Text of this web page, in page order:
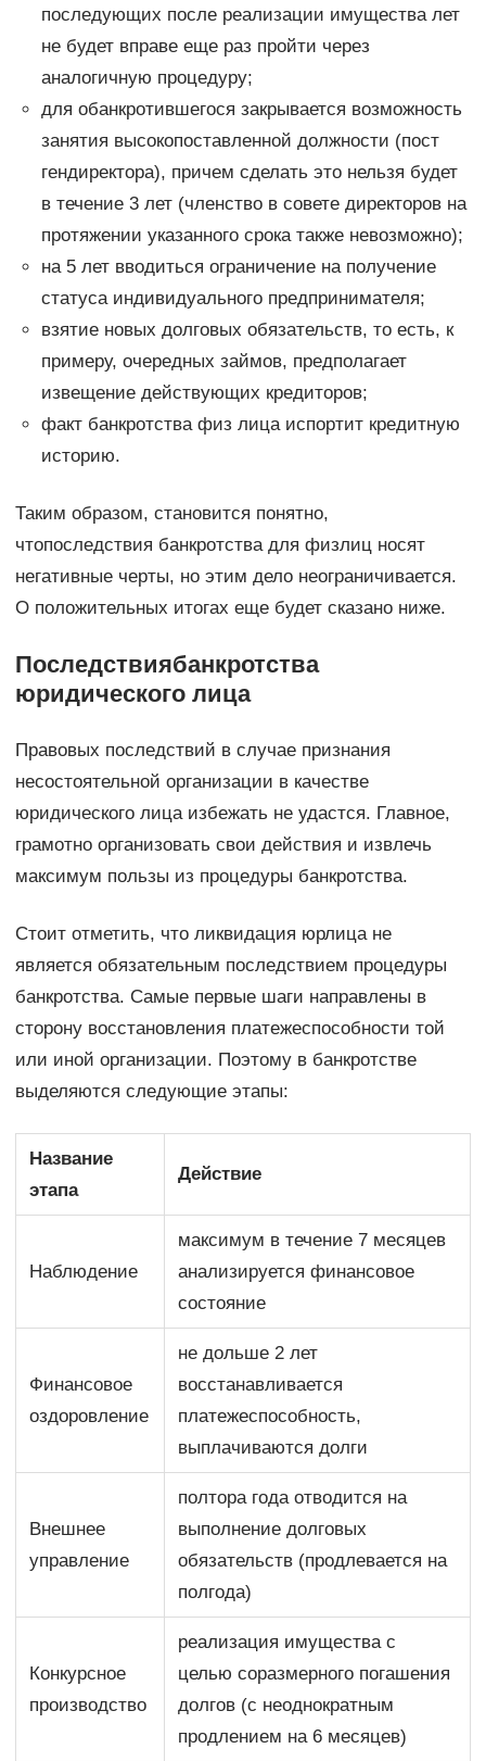
последующих после реализации имущества лет
не будет вправе еще раз пройти через
аналогичную процедуру;
для обанкротившегося закрывается возможность
занятия высокопоставленной должности (пост
гендиректора), причем сделать это нельзя будет
в течение 3 лет (членство в совете директоров на
протяжении указанного срока также невозможно);
на 5 лет вводиться ограничение на получение
статуса индивидуального предпринимателя;
взятие новых долговых обязательств, то есть, к
примеру, очередных займов, предполагает
извещение действующих кредиторов;
факт банкротства физ лица испортит кредитную
историю.
Таким образом, становится понятно,
чтопоследствия банкротства для физлиц носят
негативные черты, но этим дело неограничивается.
О положительных итогах еще будет сказано ниже.
Последствиябанкротства
юридического лица
Правовых последствий в случае признания
несостоятельной организации в качестве
юридического лица избежать не удастся. Главное,
грамотно организовать свои действия и извлечь
максимум пользы из процедуры банкротства.
Стоит отметить, что ликвидация юрлица не
является обязательным последствием процедуры
банкротства. Самые первые шаги направлены в
сторону восстановления платежеспособности той
или иной организации. Поэтому в банкротстве
выделяются следующие этапы:
Название
этапа
Действие
Наблюдение
максимум в течение 7 месяцев
анализируется финансовое
состояние
Финансовое
оздоровление
не дольше 2 лет
восстанавливается
платежеспособность,
выплачиваются долги
Внешнее
управление
полтора года отводится на
выполнение долговых
обязательств (продлевается на
полгода)
Конкурсное
производство
реализация имущества с
целью соразмерного погашения
долгов (с неоднократным
продлением на 6 месяцев)